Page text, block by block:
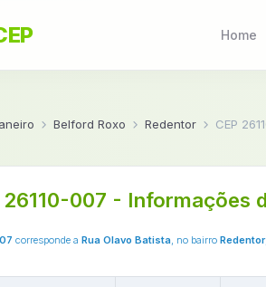
Home
Belford Roxo Redentor CEP
26110-007 - Informações
corresponde a Rua Olavo Batista, no bairro Redentor